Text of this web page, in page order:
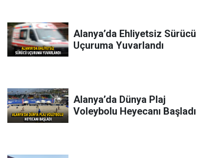
Alanya’da Ehliyetsiz Sürücü
Uçuruma Yuvarlandı
Alanya’da Dünya Plaj
Voleybolu Heyecanı Başladı